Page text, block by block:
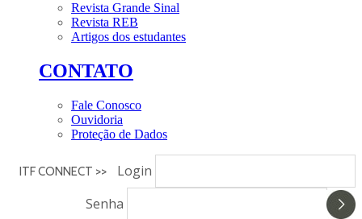
Revista Grande Sinal
Revista REB
Artigos dos estudantes
CONTATO
Fale Conosco
Ouvidoria
Proteção de Dados
ITF CONNECT >>
Login
Senha